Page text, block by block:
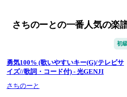
さちのーとの一番人気の楽
初級
勇気100% (歌いやすいキー(G)/テレビサ
イズ//歌詞・コード付) - 光GENJI
さちのーと